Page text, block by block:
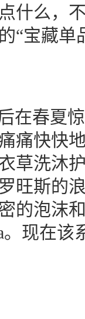
什么，
“宝藏单
在春夏
痛快快
草洗沐
旺斯的
的泡沫
现在